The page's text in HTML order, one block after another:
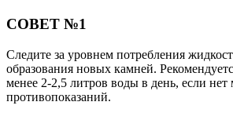
СОВЕТ №1
Следите за уровнем потребления
образования новых камней.
менее 2-2,5 литров воды в день, если
противопоказаний.